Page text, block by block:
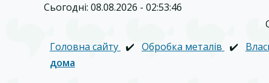
Сьогодні: 08.08.2026 - 02:53:46
Головна сайту ✔️ Обробка металів ✔️
дома